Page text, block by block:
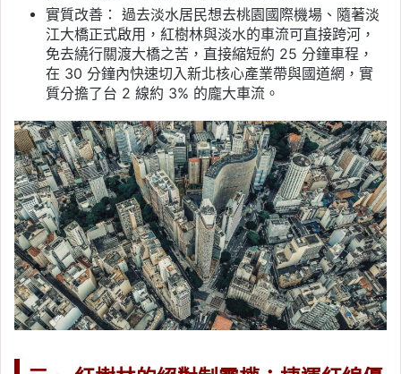
實質改善： 過去淡水居民想去桃園國際機場、隨著淡
江大橋正式啟用，紅樹林與淡水的車流可直接跨河，
免去繞行關渡大橋之苦，直接縮短約 25 分鐘車程，
在 30 分鐘內快速切入新北核心產業帶與國道網，實
質分擔了台 2 線約 3% 的龐大車流。